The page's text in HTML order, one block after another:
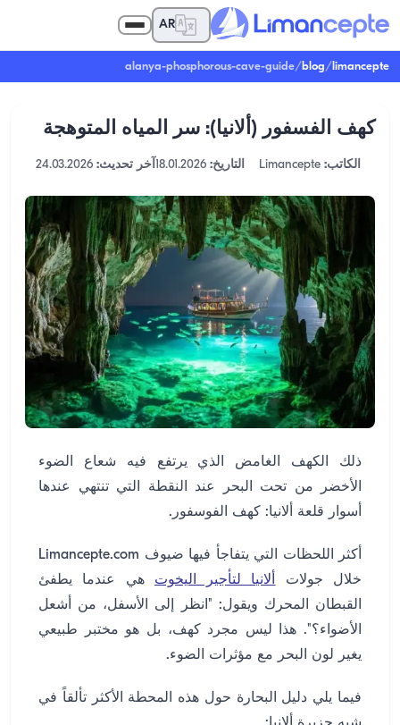
AR
limancepte
/
blog
/
alanya-phosphorous-cave-guide
كهف الفسفور (ألانيا): سر المياه المتوهجة
الكاتب: التاريخ: 18.01.2026آخر تحديث: 24.03.2026
ذلك الكهف الغامض الذي يرتفع فيه شعاع الضوء
الأخضر من تحت البحر عند النقطة التي تنتهي عندها
أسوار قلعة ألانيا: كهف الفوسفور.
أكثر اللحظات التي يتفاجأ فيها ضيوف Limancepte.com
خلال جولات
ألانيا لتأجير اليخوت هي عندما يطفئ
القبطان المحرك ويقول: "انظر إلى الأسفل، من أشعل
الأضواء؟". هذا ليس مجرد كهف، بل هو مختبر طبيعي
يغير لون البحر مع مؤثرات الضوء.
فيما يلي دليل البحارة حول هذه المحطة الأكثر تألقاً في